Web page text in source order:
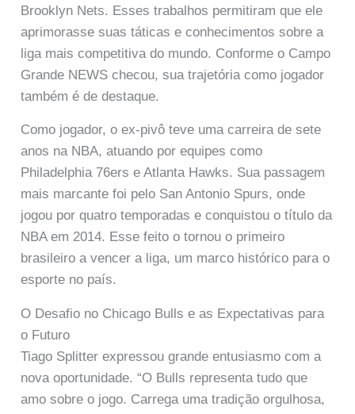
Brooklyn Nets. Esses trabalhos permitiram que ele
aprimorasse suas táticas e conhecimentos sobre a
liga mais competitiva do mundo. Conforme o Campo
Grande NEWS checou, sua trajetória como jogador
também é de destaque.
Como jogador, o ex-pivô teve uma carreira de sete
anos na NBA, atuando por equipes como
Philadelphia 76ers e Atlanta Hawks. Sua passagem
mais marcante foi pelo San Antonio Spurs, onde
jogou por quatro temporadas e conquistou o título da
NBA em 2014. Esse feito o tornou o primeiro
brasileiro a vencer a liga, um marco histórico para o
esporte no país.
O Desafio no Chicago Bulls e as Expectativas para
o Futuro
Tiago Splitter expressou grande entusiasmo com a
nova oportunidade. “O Bulls representa tudo que
amo sobre o jogo. Carrega uma tradição orgulhosa,